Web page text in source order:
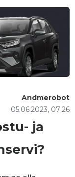
ja
05.06.2023, 07:26
Andmerobot